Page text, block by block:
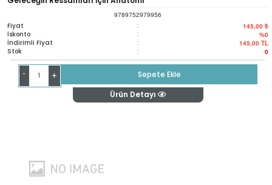
9789752979956
Fiyat : 145,00 ₺
İskonto : %0
İndirimli Fiyat : 145,00 TL
Stok : 0
- +
Sepete Ekle
Ürün Detayı